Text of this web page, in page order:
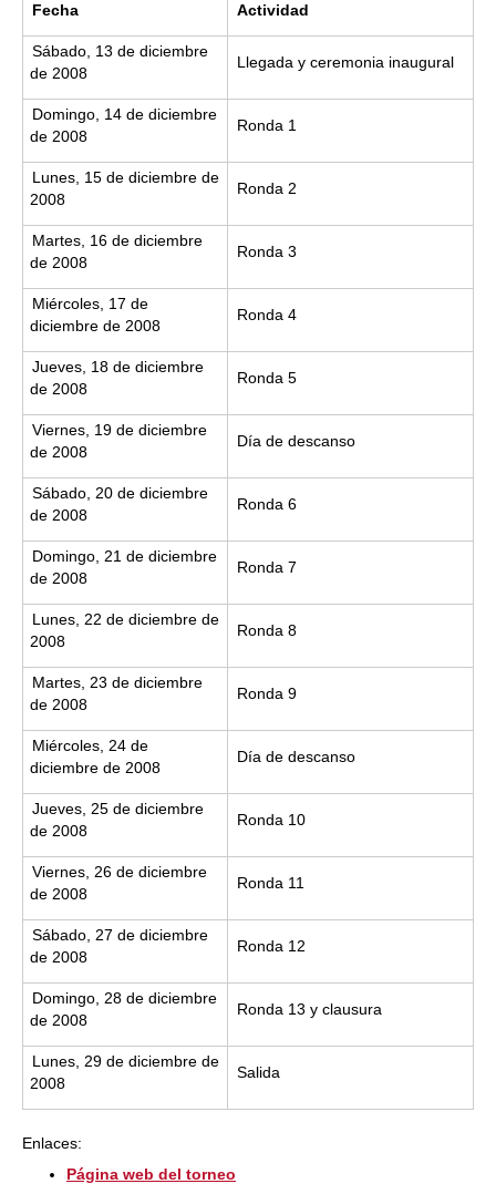
Fecha Actividad
Sábado, 13 de diciembre
de 2008
Llegada y ceremonia inaugural
Domingo, 14 de diciembre
de 2008
Ronda 1
Lunes, 15 de diciembre de
2008
Ronda 2
Martes, 16 de diciembre
de 2008
Ronda 3
Miércoles, 17 de
diciembre de 2008
Ronda 4
Jueves, 18 de diciembre
de 2008
Ronda 5
Viernes, 19 de diciembre
de 2008
Día de descanso
Sábado, 20 de diciembre
de 2008
Ronda 6
Domingo, 21 de diciembre
de 2008
Ronda 7
Lunes, 22 de diciembre de
2008
Ronda 8
Martes, 23 de diciembre
de 2008
Ronda 9
Miércoles, 24 de
diciembre de 2008
Día de descanso
Jueves, 25 de diciembre
de 2008
Ronda 10
Viernes, 26 de diciembre
de 2008
Ronda 11
Sábado, 27 de diciembre
de 2008
Ronda 12
Domingo, 28 de diciembre
de 2008
Ronda 13 y clausura
Lunes, 29 de diciembre de
2008
Salida
Enlaces:
Página web del torneo